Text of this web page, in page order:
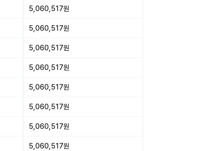
5,060,517원
5,060,517원
5,060,517원
5,060,517원
5,060,517원
5,060,517원
5,060,517원
5,060,517원